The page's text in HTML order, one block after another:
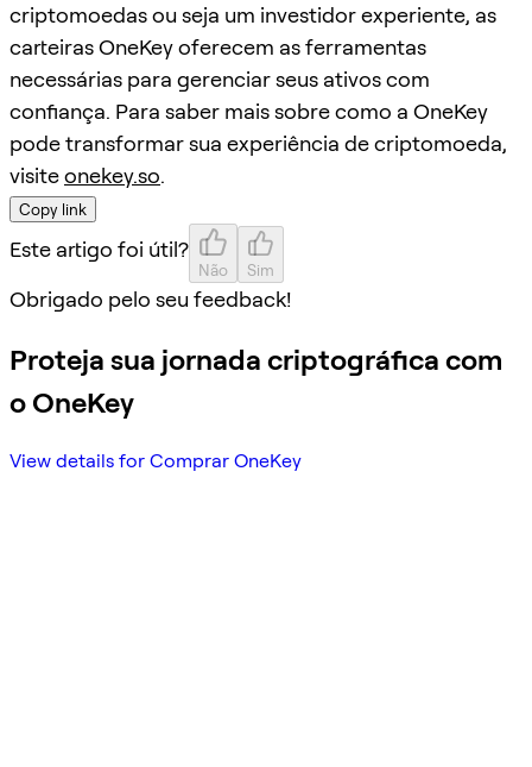
criptomoedas ou seja um investidor experiente, as
carteiras OneKey oferecem as ferramentas
necessárias para gerenciar seus ativos com
confiança. Para saber mais sobre como a OneKey
pode transformar sua experiência de criptomoeda,
visiteonekey.so.
Copy link
Este artigo foi útil?
Não Sim
Obrigado pelo seu feedback!
Proteja sua jornada criptográfica com
o OneKey
View details for Comprar OneKey